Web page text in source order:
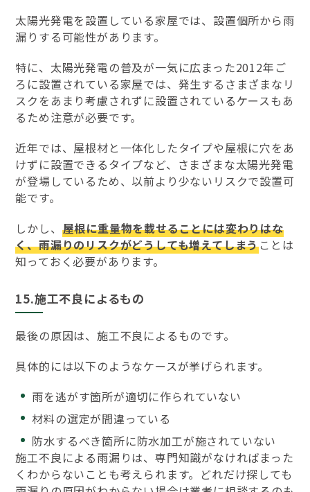
太陽光発電を設置している家屋では、設置個所から雨
漏りする可能性があります。
特に、太陽光発電の普及が一気に広まった2012年ご
ろに設置されている家屋では、発生するさまざまなリ
スクをあまり考慮されずに設置されているケースもあ
るため注意が必要です。
近年では、屋根材と一体化したタイプや屋根に穴をあ
けずに設置できるタイプなど、さまざまな太陽光発電
が登場しているため、以前より少ないリスクで設置可
能です。
しかし、 屋根に重量物を載せることには変わりはな
く、雨漏りのリスクがどうしても増えてしまうことは
知っておく必要があります。
15.施工不良によるもの
最後の原因は、施工不良によるものです。
具体的には以下のようなケースが挙げられます。
雨を逃がす箇所が適切に作られていない
材料の選定が間違っている
防水するべき箇所に防水加工が施されていない
施工不良による雨漏りは、専門知識がなければまった
くわからないことも考えられます。どれだけ探しても